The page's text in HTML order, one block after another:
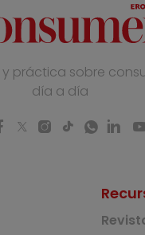
práctica sobre
día a día